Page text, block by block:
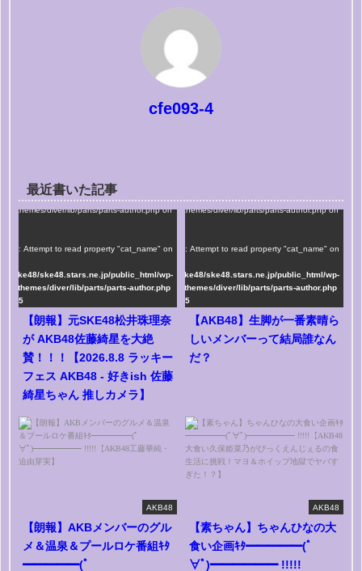
cfe093-4
最近書いた記事
ske48/ske48.stars.ne.jp/public_html/wp-
themes/diver/lib/parts/parts-author.php on
: Attempt to read property "cat_name" on
ske48/ske48.stars.ne.jp/public_html/wp-
themes/diver/lib/parts/parts-author.php
75
【朗報】元SKE48松井珠理奈
が AKB48佐藤綺星を大絶
賛！！！【2026.8.8 ラッキー
フェス AKB48 - 好きish 佐藤
綺星ちゃん 推しカメラ】
content/themes/diver/lib/parts/parts-author.php on
Warning : Attempt to read property "cat_name" on
/home/ske48/ske48.stars.ne.jp/public_html/wp-
content/themes/diver/lib/parts/parts-author.php
75
【AKB48】生脚が一番素晴ら
しいメンバーって結局誰なん
だ？
AKB48
【朗報】AKBメンバーのグル
メ＆温泉＆プールロケ番組ｷﾀ
━━━━━(ﾟ
AKB48
【素ちゃん】ちゃんひなの大
食い企画ｷﾀ━━━━━(ﾟ
∀ﾟ)━━━━━━ !!!!!